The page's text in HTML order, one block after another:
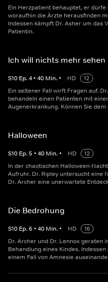
Ein Herzpatient behauptet, er
woraufhin die Ärzte herausfinden
Indessen kämpft Dr. Asher um das
Patientin.
Ich will nichts mehr sehen
S10 Ep.4 • 40 Min. • HD
12
Ein seltener Fall wirft Fragen auf.
behandeln einen Patienten mit
Augenerkrankung. Können Sie
Halloween
S10 Ep.5 • 40 Min. • HD
12
In der chaotischen Halloween-
Aufruhr. Dr. Ripley untersucht eine
Dr. Archer eine unerwartete
Die Bedrohung
S10 Ep.6 • 40 Min. • HD
16
Dr. Archer und Dr. Lennox geraten
Behandlung eines Kindes.
einem Fall von Amnesie